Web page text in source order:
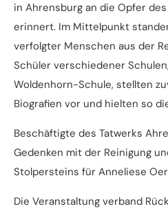
in Ahrensburg an die Opfer
erinnert. Im Mittelpunkt
verfolgter Menschen aus der
Schüler verschiedener
Woldenhorn-Schule, stellten
Biografien vor und hielten so
Beschäftigte des Tatwerks
Gedenken mit der Reinigung
Stolpersteins für Anneliese
Die Veranstaltung verband